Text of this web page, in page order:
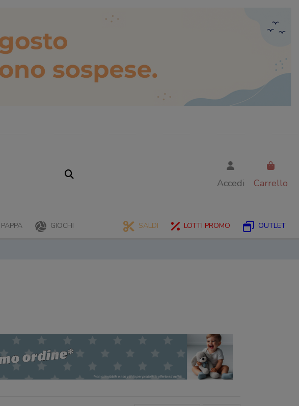
Accedi Carrello
PAPPA GIOCHI OUTLET
LOTTI PROMO
SALDI